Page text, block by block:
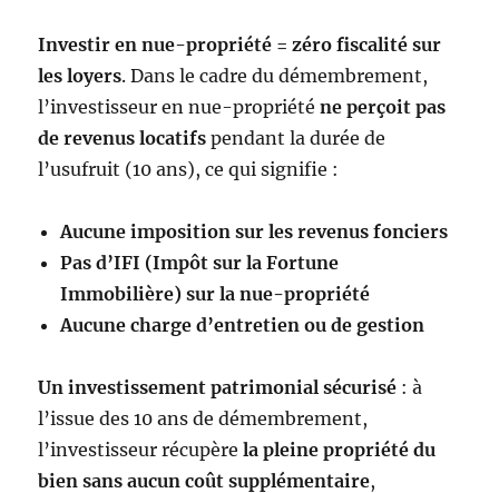
Investir en nue-propriété = zéro fiscalité sur
les loyers. Dans le cadre du démembrement,
l’investisseur en nue-propriéténe perçoit pas
de revenus locatifs pendant la durée de
l’usufruit (10 ans), ce qui signifie :
Aucune imposition sur les revenus fonciers
Pas d’IFI (Impôt sur la Fortune
Immobilière) sur la nue-propriété
Aucune charge d’entretien ou de gestion
Un investissement patrimonial sécurisé : à
l’issue des 10 ans de démembrement,
l’investisseur récupèrela pleine propriété du
bien sans aucun coût supplémentaire,